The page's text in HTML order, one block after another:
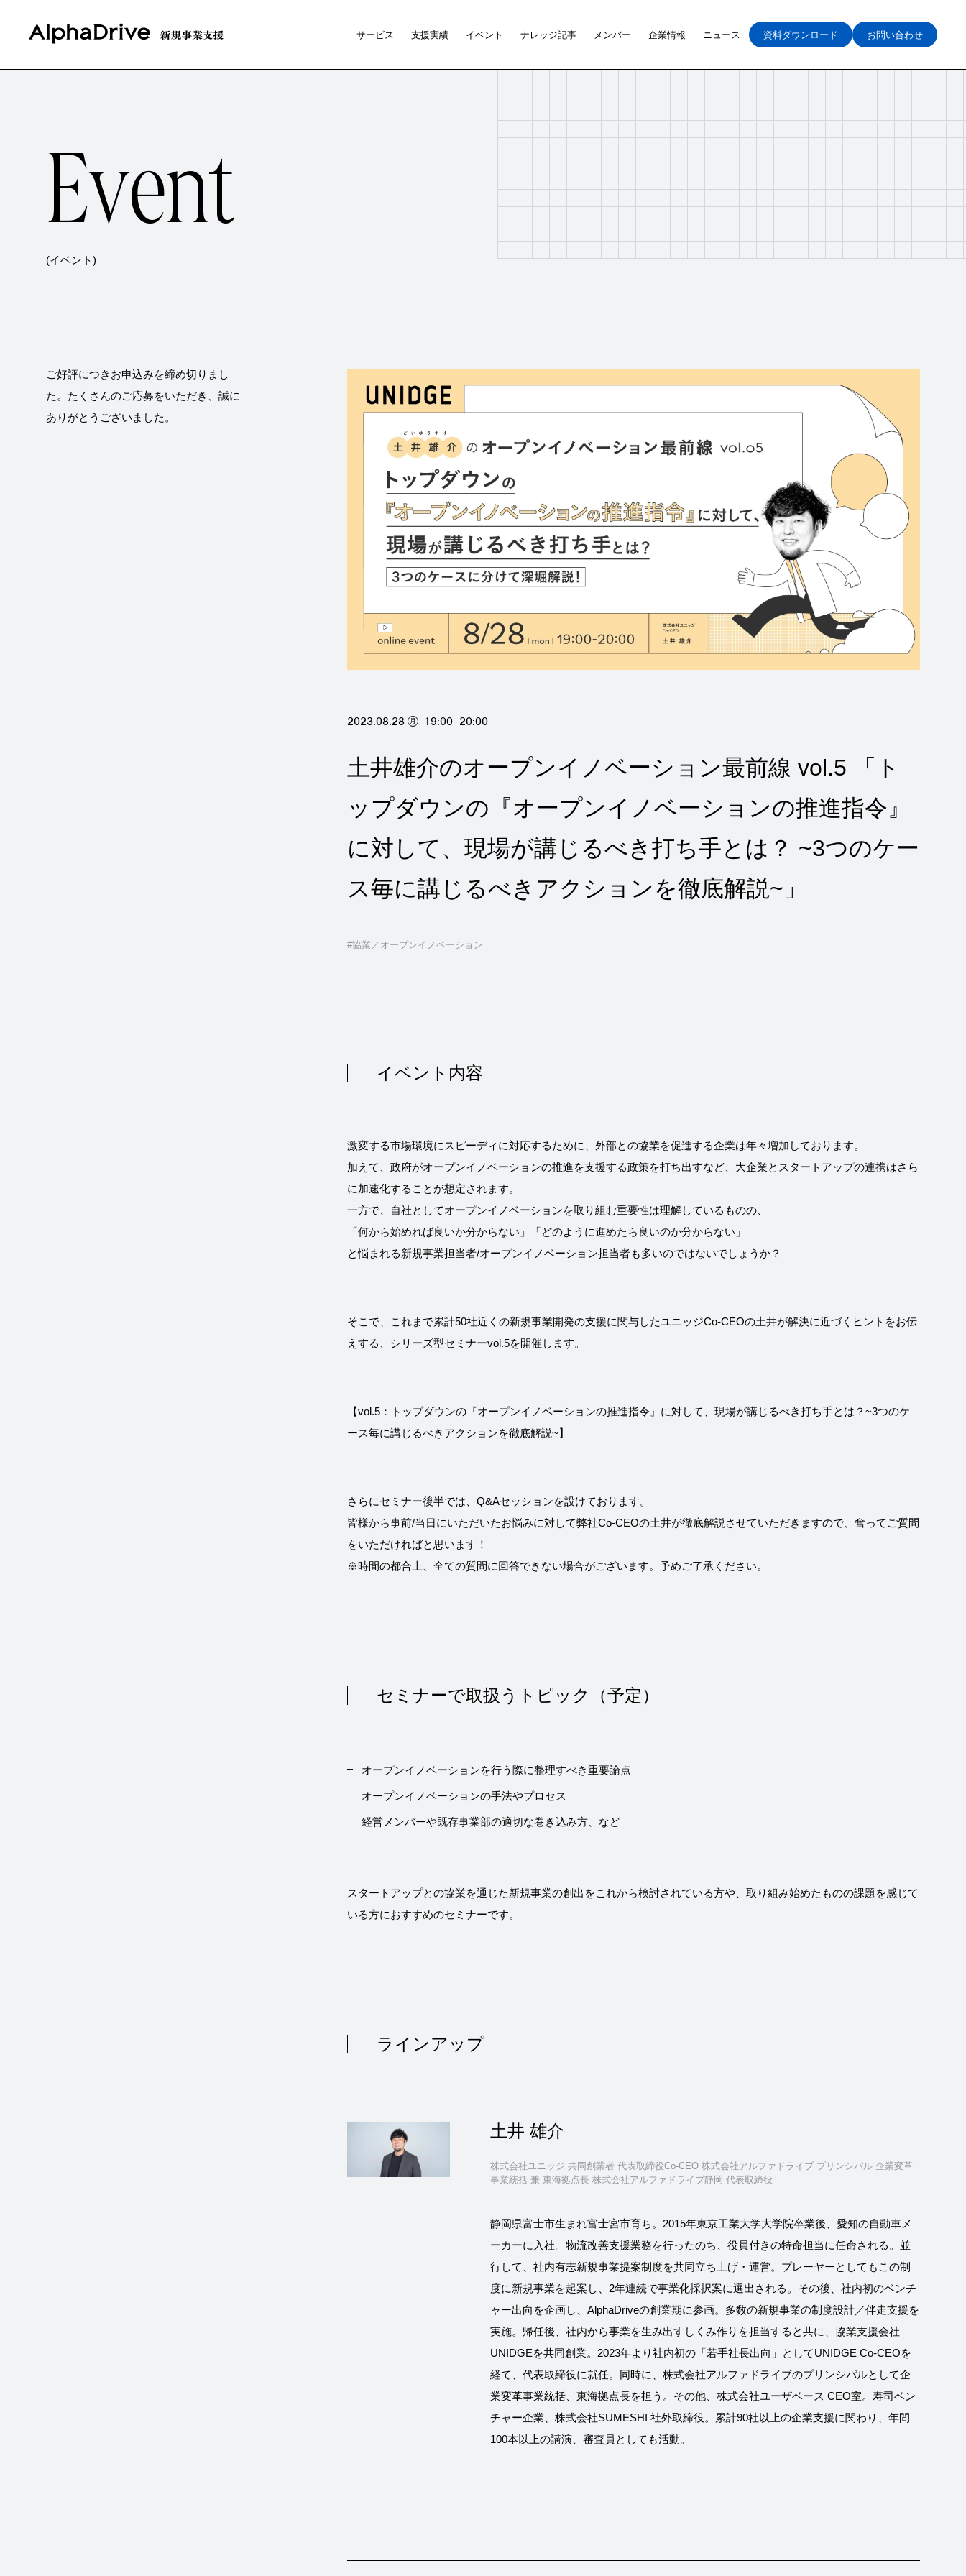
サービス 支援実績 イベント ナレッジ記事 メンバー 企業情報 ニュース 資料ダウンロード お問い合わせ
Event
(イベント)
2023.08.28 月 19:00–20:00
土井雄介のオープンイノベーション最前線 vol.5 「ト
ップダウンの『オープンイノベーションの推進指令』
に対して、現場が講じるべき打ち手とは？ ~3つのケー
ス毎に講じるべきアクションを徹底解説~」
#協業／オープンイノベーション
イベント内容
激変する市場環境にスピーディに対応するために、外部との協業を促進する企業は年々増加しております。
加えて、政府がオープンイノベーションの推進を支援する政策を打ち出すなど、大企業とスタートアップの連携はさら
に加速化することが想定されます。
一方で、自社としてオープンイノベーションを取り組む重要性は理解しているものの、
「何から始めれば良いか分からない」「どのように進めたら良いのか分からない」
と悩まれる新規事業担当者/オープンイノベーション担当者も多いのではないでしょうか？
そこで、これまで累計50社近くの新規事業開発の支援に関与したユニッジCo-CEOの土井が解決に近づくヒントをお伝
えする、シリーズ型セミナーvol.5を開催します。
【vol.5：トップダウンの『オープンイノベーションの推進指令』に対して、現場が講じるべき打ち手とは？~3つのケ
ース毎に講じるべきアクションを徹底解説~】
さらにセミナー後半では、Q&Aセッションを設けております。
皆様から事前/当日にいただいたお悩みに対して弊社Co-CEOの土井が徹底解説させていただきますので、奮ってご質問
をいただければと思います！
※時間の都合上、全ての質問に回答できない場合がございます。予めご了承ください。
セミナーで取扱うトピック（予定）
オープンイノベーションを行う際に整理すべき重要論点
オープンイノベーションの手法やプロセス
経営メンバーや既存事業部の適切な巻き込み方、など
スタートアップとの協業を通じた新規事業の創出をこれから検討されている方や、取り組み始めたものの課題を感じて
いる方におすすめのセミナーです。
ラインアップ
土井 雄介
株式会社ユニッジ 共同創業者 代表取締役Co-CEO 株式会社アルファドライブ プリンシパル 企業変革
事業統括 兼 東海拠点長 株式会社アルファドライブ静岡 代表取締役
静岡県富士市生まれ富士宮市育ち。2015年東京工業大学大学院卒業後、愛知の自動車メ
ーカーに入社。物流改善支援業務を行ったのち、役員付きの特命担当に任命される。並
行して、社内有志新規事業提案制度を共同立ち上げ・運営。プレーヤーとしてもこの制
度に新規事業を起案し、2年連続で事業化採択案に選出される。その後、社内初のベンチ
ャー出向を企画し、AlphaDriveの創業期に参画。多数の新規事業の制度設計／伴走支援を
実施。帰任後、社内から事業を生み出すしくみ作りを担当すると共に、協業支援会社
UNIDGEを共同創業。2023年より社内初の「若手社長出向」としてUNIDGE Co-CEOを
経て、代表取締役に就任。同時に、株式会社アルファドライブのプリンシパルとして企
業変革事業統括、東海拠点長を担う。その他、株式会社ユーザベース CEO室。寿司ベン
チャー企業、株式会社SUMESHI 社外取締役。累計90社以上の企業支援に関わり、年間
100本以上の講演、審査員としても活動。
ご好評につきお申込みを締め切りまし
た。たくさんのご応募をいただき、誠に
ありがとうございました。